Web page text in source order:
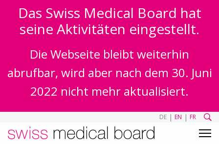
Das Swiss Medical Board hat
seine Aktivitäten eingestellt.
Die Webseite bleibt weiterhin
abrufbar, wird aber nach dem 30. Juni
2022 nicht mehr aktualisiert.
DE | EN | FR